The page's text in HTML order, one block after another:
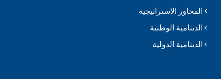
المحاور الاستراتيجية
الدينامية الوطنية
الدينامية الدولية